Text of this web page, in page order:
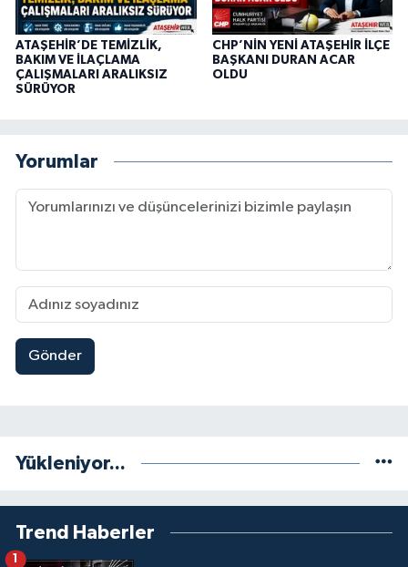
ATAŞEHİR’DE TEMİZLİK,
BAKIM VE İLAÇLAMA
ÇALIŞMALARI ARALIKSIZ
SÜRÜYOR
CHP’NİN YENİ ATAŞEHİR İLÇE
BAŞKANI DURAN ACAR
OLDU
Yorumlar
Gönder
Yükleniyor...
Trend Haberler
1